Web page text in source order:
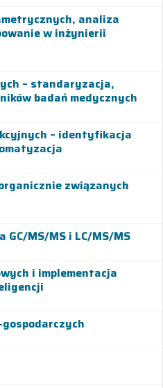
analiza
w inżynierii
– standaryzacja,
badań medycznych
– identyfikacja
związanych
MS/MS i LC/MS/MS
i implementacja